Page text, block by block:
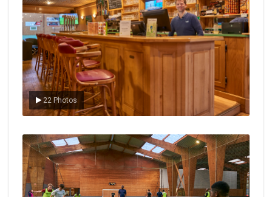
22 Photos
Le foot en salle